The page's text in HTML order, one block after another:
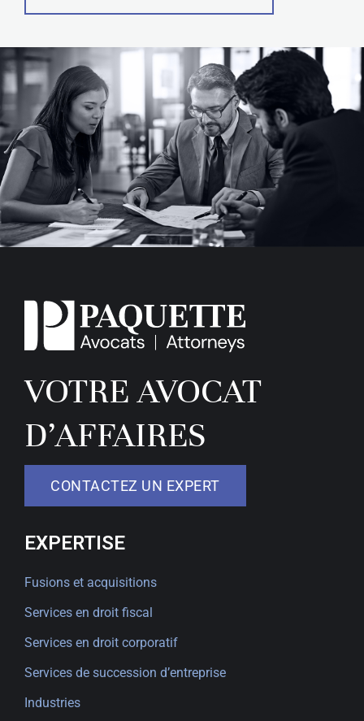
VOTRE AVOCAT
D’AFFAIRES
CONTACTEZ UN EXPERT
EXPERTISE
Fusions et acquisitions
Services en droit fiscal
Services en droit corporatif
Services de succession d’entreprise
Industries